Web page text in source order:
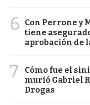
6
Con Perrone y
tiene
aprobación de
7
Cómo fue el
murió Gabriel
Drogas